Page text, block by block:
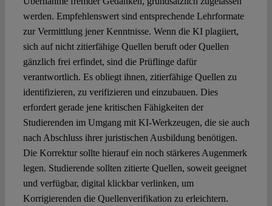
werden. Empfehlenswert sind entsprechende Lehrformate
zur Vermittlung jener Kenntnisse. Wenn die KI plagiiert,
sich auf nicht zitierfähige Quellen beruft oder Quellen
gänzlich frei erfindet, sind die Prüflinge dafür
verantwortlich. Es obliegt ihnen, zitierfähige Quellen zu
identifizieren, zu verifizieren und einzubauen. Dies
erfordert gerade jene kritischen Fähigkeiten der
Studierenden im Umgang mit KI-Werkzeugen, die sie auch
nach Abschluss ihrer juristischen Ausbildung benötigen.
Die Korrektur sollte hierauf ein noch stärkeres Augenmerk
legen. Studierende sollten zitierte Quellen, soweit geeignet
und verfügbar, digital klickbar verlinken, um
Korrigierenden die Quellenverifikation zu erleichtern.